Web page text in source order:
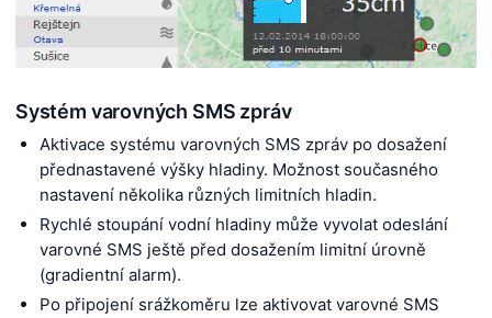
Systém varovných SMS zpráv
Aktivace systému varovných SMS zpráv po dosažení
přednastavené výšky hladiny. Možnost současného
nastavení několika různých limitních hladin.
Rychlé stoupání vodní hladiny může vyvolat odeslání
varovné SMS ještě před dosažením limitní úrovně
(gradientní alarm).
Po připojení srážkoměru lze aktivovat varovné SMS